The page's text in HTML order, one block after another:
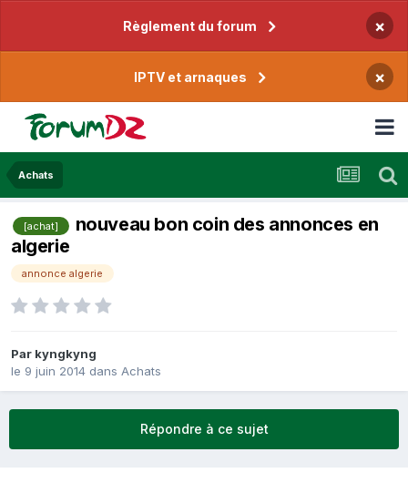
Règlement du forum ×
IPTV et arnaques ×
Achats
[achat]
nouveau bon coin des annonces en
algerie
annonce algerie
Par kyngkyng
le 9 juin 2014 dans Achats
Répondre à ce sujet